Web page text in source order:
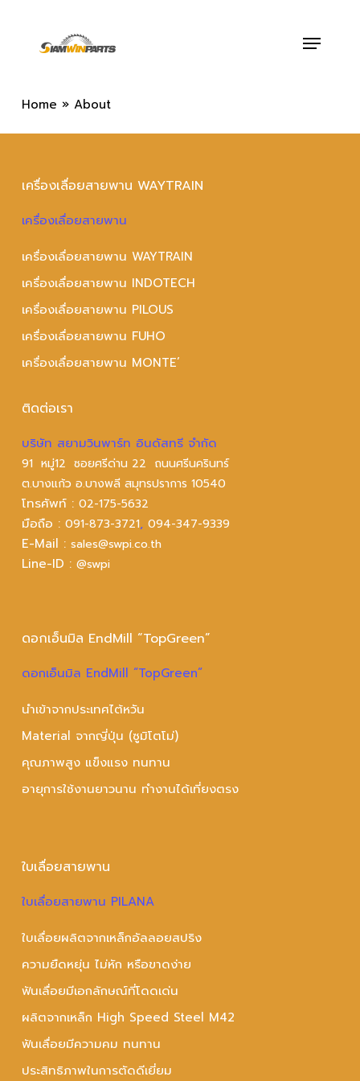
Menu
Home » About
เครื่องเลื่อยสายพาน WAYTRAIN
เครื่องเลื่อยสายพาน
เครื่องเลื่อยสายพาน WAYTRAIN
เครื่องเลื่อยสายพาน INDOTECH
เครื่องเลื่อยสายพาน PILOUS
เครื่องเลื่อยสายพาน FUHO
เครื่องเลื่อยสายพาน MONTE’
ติดต่อเรา
บริษัท สยามวินพาร์ท อินดัสทรี จำกัด
91 หมู่12 ซอยศรีด่าน 22 ถนนศรีนครินทร์
ต.บางแก้ว อ.บางพลี สมุทรปราการ 10540
โทรศัพท์ : 02-175-5632
มือถือ : 091-873-3721, 094-347-9339
E-Mail : sales@swpi.co.th
Line-ID : @swpi
ดอกเอ็นมิล EndMill “TopGreen”
ดอกเอ็นมิล EndMill “TopGreen”
นำเข้าจากประเทศไต้หวัน
Material จากญี่ปุ่น (ซูมิโตโม่)
คุณภาพสูง แข็งแรง ทนทาน
อายุการใช้งานยาวนาน ทำงานได้เที่ยงตรง
ใบเลื่อยสายพาน
ใบเลื่อยสายพาน PILANA
ใบเลื่อยผลิตจากเหล็กอัลลอยสปริง
ความยืดหยุ่น ไม่หัก หรือขาดง่าย
ฟันเลื่อยมีเอกลักษณ์ที่โดดเด่น
ผลิตจากเหล็ก High Speed Steel M42
ฟันเลื่อยมีความคม ทนทาน
ประสิทธิภาพในการตัดดีเยี่ยม